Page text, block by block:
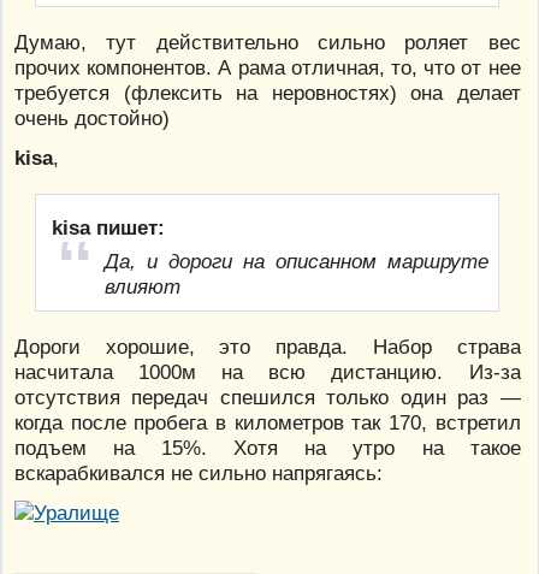
Думаю, тут действительно сильно роляет вес
прочих компонентов. А рама отличная, то, что от нее
требуется (флексить на неровностях) она делает
очень достойно)
kisa,
kisa пишет:
Да, и дороги на описанном маршруте
влияют
Дороги хорошие, это правда. Набор страва
насчитала 1000м на всю дистанцию. Из-за
отсутствия передач спешился только один раз —
когда после пробега в километров так 170, встретил
подъем на 15%. Хотя на утро на такое
вскарабкивался не сильно напрягаясь: